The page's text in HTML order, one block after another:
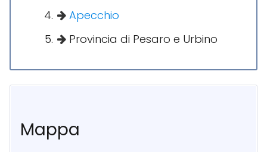
Apecchio
Provincia di Pesaro e Urbino
Mappa